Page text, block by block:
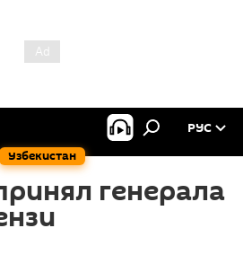
Узбекистан
РУС
генерала